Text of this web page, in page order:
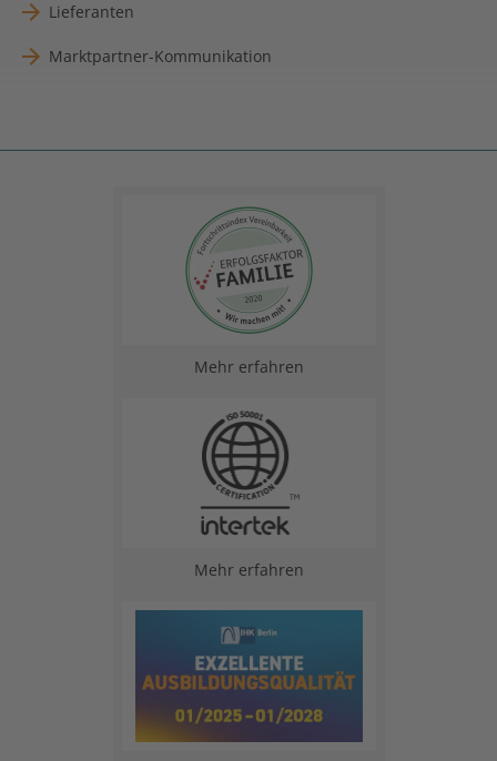
Lieferanten
Marktpartner-Kommunikation
Mehr erfahren
Mehr erfahren